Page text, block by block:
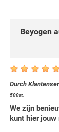
Beyogen
Durch
500st.
We zijn
kunt hier